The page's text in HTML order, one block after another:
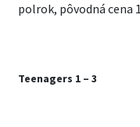
polrok, pôvodná cena
Teenagers 1 – 3